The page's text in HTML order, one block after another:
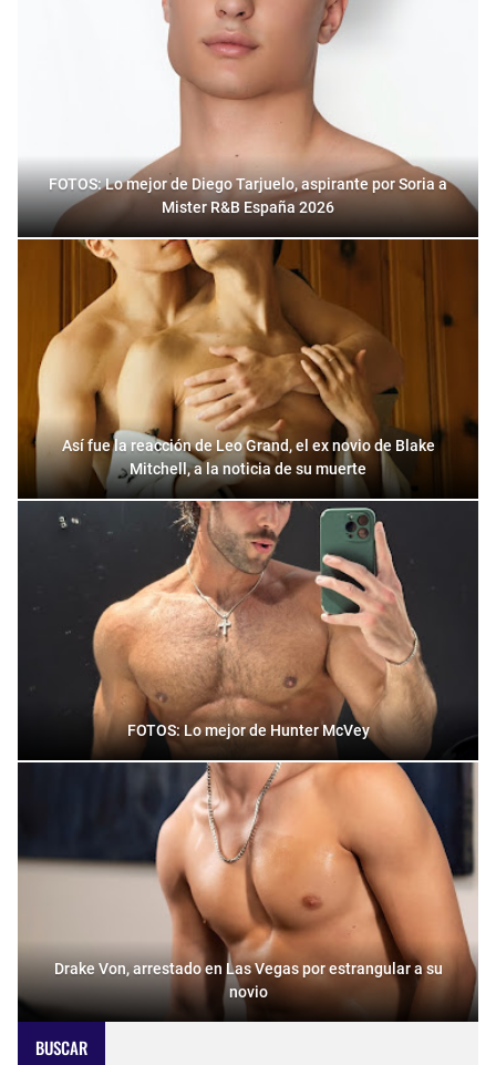
FOTOS: Lo mejor de Diego Tarjuelo, aspirante por Soria a
Mister R&B España 2026
Así fue la reacción de Leo Grand, el ex novio de Blake
Mitchell, a la noticia de su muerte
FOTOS: Lo mejor de Hunter McVey
Drake Von, arrestado en Las Vegas por estrangular a su
novio
BUSCAR